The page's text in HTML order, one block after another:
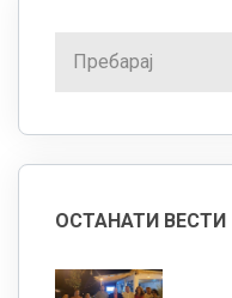
ОСТАНАТИ ВЕСТИ